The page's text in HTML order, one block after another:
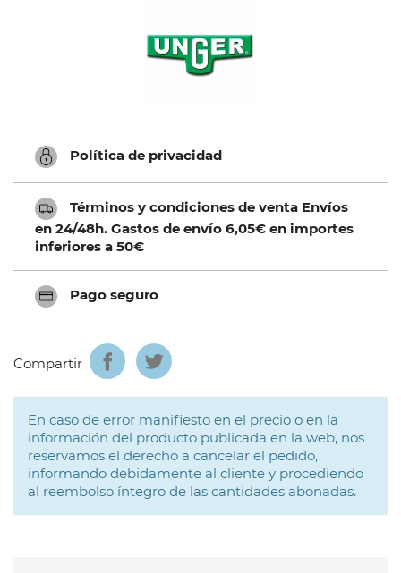
Política de privacidad
Términos y condiciones de venta Envíos
en 24/48h. Gastos de envío 6,05€ en importes
inferiores a 50€
Pago seguro
Compartir
En caso de error manifiesto en el precio o en la
información del producto publicada en la web, nos
reservamos el derecho a cancelar el pedido,
informando debidamente al cliente y procediendo
al reembolso íntegro de las cantidades abonadas.